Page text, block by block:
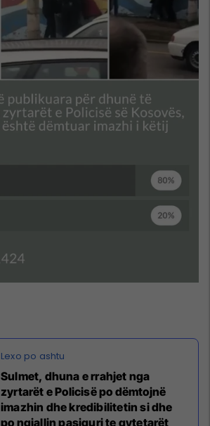
Sulmet, dhuna e rrahjet nga
zyrtarët e Policisë po dëmtojnë
imazhin dhe kredibilitetin si dhe
po ngjallin pasiguri te qytetarët